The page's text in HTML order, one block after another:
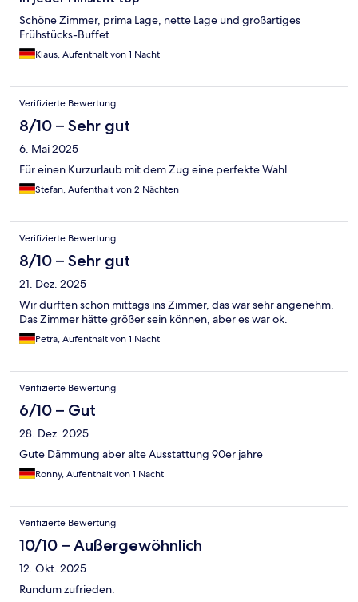
Schöne Zimmer, prima Lage, nette Lage und großartiges
Frühstücks-Buffet
Klaus, Aufenthalt von 1 Nacht
Verifizierte Bewertung
8/10 – Sehr gut
6. Mai 2025
Für einen Kurzurlaub mit dem Zug eine perfekte Wahl.
Stefan, Aufenthalt von 2 Nächten
Verifizierte Bewertung
8/10 – Sehr gut
21. Dez. 2025
Wir durften schon mittags ins Zimmer, das war sehr angenehm.
Das Zimmer hätte größer sein können, aber es war ok.
Petra, Aufenthalt von 1 Nacht
Verifizierte Bewertung
6/10 – Gut
28. Dez. 2025
Gute Dämmung aber alte Ausstattung 90er jahre
Ronny, Aufenthalt von 1 Nacht
Verifizierte Bewertung
10/10 – Außergewöhnlich
12. Okt. 2025
Rundum zufrieden.